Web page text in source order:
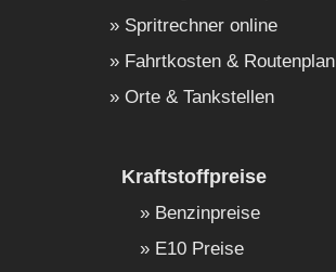
Spritrechner online
Fahrtkosten & Routenplan
Orte & Tankstellen
Kraftstoffpreise
Benzinpreise
E10 Preise